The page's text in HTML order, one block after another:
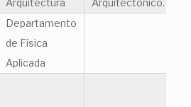
Departamento
de Física
Aplicada